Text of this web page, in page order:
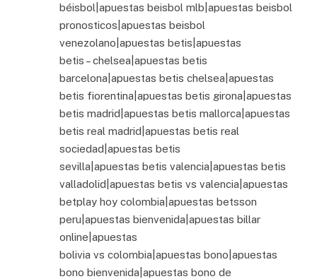
béisbol|apuestas beisbol mlb|apuestas beisbol
pronosticos|apuestas beisbol
venezolano|apuestas betis|apuestas
betis – chelsea|apuestas betis
barcelona|apuestas betis chelsea|apuestas
betis fiorentina|apuestas betis girona|apuestas
betis madrid|apuestas betis mallorca|apuestas
betis real madrid|apuestas betis real
sociedad|apuestas betis
sevilla|apuestas betis valencia|apuestas betis
valladolid|apuestas betis vs valencia|apuestas
betplay hoy colombia|apuestas betsson
peru|apuestas bienvenida|apuestas billar
online|apuestas
bolivia vs colombia|apuestas bono|apuestas
bono bienvenida|apuestas bono de